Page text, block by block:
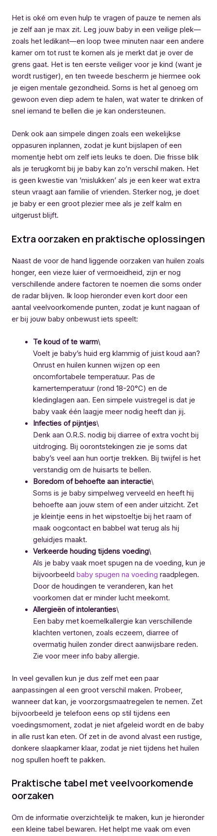
Het is oké om even hulp te vragen of pauze te nemen als
je zelf aan je max zit. Leg jouw baby in een veilige plek—
zoals het ledikant—en loop twee minuten naar een andere
kamer om tot rust te komen als je merkt dat je over de
grens gaat. Het is ten eerste veiliger voor je kind (want je
wordt rustiger), en ten tweede bescherm je hiermee ook
je eigen mentale gezondheid. Soms is het al genoeg om
gewoon even diep adem te halen, wat water te drinken of
snel iemand te bellen die je kan ondersteunen.
Denk ook aan simpele dingen zoals een wekelijkse
oppasuren inplannen, zodat je kunt bijslapen of een
momentje hebt om zelf iets leuks te doen. Die frisse blik
als je terugkomt bij je baby kan zo’n verschil maken. Het
is geen kwestie van ‘mislukken’ als je een keer wat extra
steun vraagt aan familie of vrienden. Sterker nog, je doet
je baby er een groot plezier mee als je zelf kalm en
uitgerust blijft.
Extra oorzaken en praktische oplossingen
Naast de voor de hand liggende oorzaken van huilen zoals
honger, een vieze luier of vermoeidheid, zijn er nog
verschillende andere factoren te noemen die soms onder
de radar blijven. Ik loop hieronder even kort door een
aantal veelvoorkomende punten, zodat je kunt nagaan of
er bij jouw baby onbewust iets speelt:
Te koud of te warm\
Voelt je baby’s huid erg klammig of juist koud aan?
Onrust en huilen kunnen wijzen op een
oncomfortabele temperatuur. Pas de
kamertemperatuur (rond 18-20°C) en de
kledinglagen aan. Een simpele vuistregel is dat je
baby vaak één laagje meer nodig heeft dan jij.
Infecties of pijntjes\
Denk aan O.R.S. nodig bij diarree of extra vocht bij
uitdroging. Bij oorontstekingen zie je soms dat
baby’s veel aan hun oortje trekken. Bij twijfel is het
verstandig om de huisarts te bellen.
Boredom of behoefte aan interactie\
Soms is je baby simpelweg verveeld en heeft hij
behoefte aan jouw stem of een ander uitzicht. Zet
je kleintje eens in het wipstoeltje bij het raam of
maak oogcontact en babbel wat terug als hij
geluidjes maakt.
Verkeerde houding tijdens voeding\
Als je baby vaak moet spugen na de voeding, kun je
bijvoorbeeld baby spugen na voeding raadplegen.
Door de houdingen te veranderen, kan het
voorkomen dat er minder lucht meekomt.
Allergieën of intoleranties\
Een baby met koemelkallergie kan verschillende
klachten vertonen, zoals eczeem, diarree of
overmatig huilen zonder direct aanwijsbare reden.
Zie voor meer info baby allergie.
In veel gevallen kun je dus zelf met een paar
aanpassingen al een groot verschil maken. Probeer,
wanneer dat kan, je voorzorgsmaatregelen te nemen. Zet
bijvoorbeeld je telefoon eens op stil tijdens een
voedingsmoment, zodat je niet afgeleid wordt en de baby
in alle rust kan eten. Of zet in de avond alvast een rustige,
donkere slaapkamer klaar, zodat je niet tijdens het huilen
nog spullen hoeft te pakken.
Praktische tabel met veelvoorkomende
oorzaken
Om de informatie overzichtelijk te maken, kun je hieronder
een kleine tabel bewaren. Het helpt me vaak om even